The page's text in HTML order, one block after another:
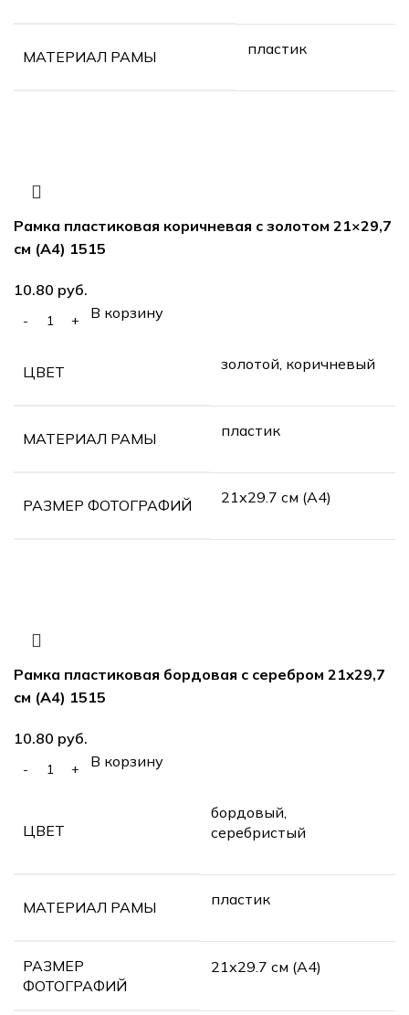
МАТЕРИАЛ РАМЫ пластик
Рамка пластиковая коричневая с золотом 21×29,7
см (А4) 1515
руб.
В корзину
ЦВЕТ золотой, коричневый
МАТЕРИАЛ РАМЫ пластик
РАЗМЕР ФОТОГРАФИЙ 21х29.7 см (А4)
Рамка пластиковая бордовая с серебром 21х29,7
см (А4) 1515
руб.
В корзину
ЦВЕТ
бордовый,
серебристый
МАТЕРИАЛ РАМЫ пластик
РАЗМЕР
ФОТОГРАФИЙ
21х29.7 см (А4)